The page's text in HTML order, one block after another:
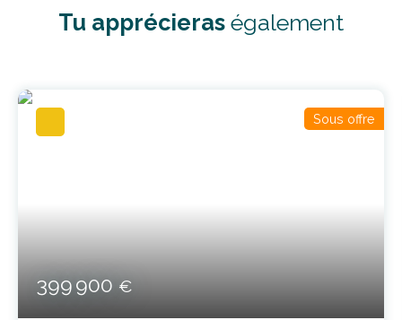
Tu apprécieras également
399 900€
Sous offre